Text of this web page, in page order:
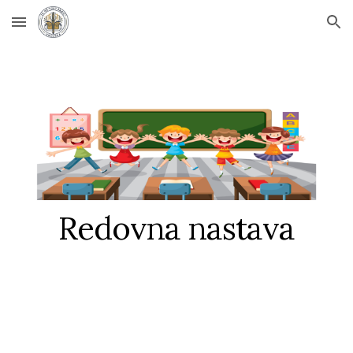
Skip to main content Skip to navigation
Redovna nastava